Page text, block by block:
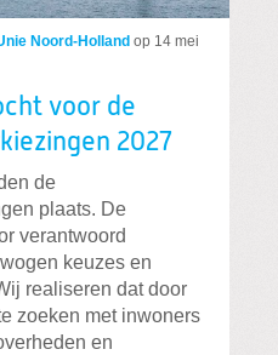
Noord-Holland op 14 mei
voor de
2027
de
plaats. De
verantwoord
keuzes en
realiseren dat door
zoeken met inwoners
en